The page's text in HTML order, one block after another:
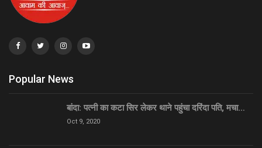
Popular News
बांदा: पत्नी का कटा सिर लेकर थाने पहुंचा दरिंदा पति, मचा…
Oct 9, 2020